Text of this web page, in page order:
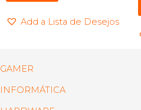
Add a Lista de Desejos
GAMER
INFORMÁTICA